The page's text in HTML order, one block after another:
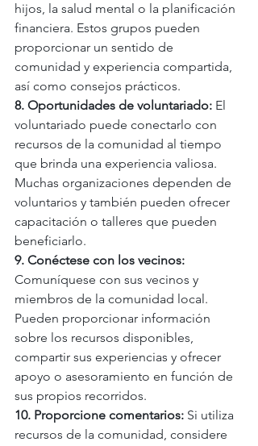
hijos, la salud mental o la planificación
financiera. Estos grupos pueden
proporcionar un sentido de
comunidad y experiencia compartida,
así como consejos prácticos.
8. Oportunidades de voluntariado: El
voluntariado puede conectarlo con
recursos de la comunidad al tiempo
que brinda una experiencia valiosa.
Muchas organizaciones dependen de
voluntarios y también pueden ofrecer
capacitación o talleres que pueden
beneficiarlo.
9. Conéctese con los vecinos:
Comuníquese con sus vecinos y
miembros de la comunidad local.
Pueden proporcionar información
sobre los recursos disponibles,
compartir sus experiencias y ofrecer
apoyo o asesoramiento en función de
sus propios recorridos.
10. Proporcione comentarios: Si utiliza
recursos de la comunidad, considere